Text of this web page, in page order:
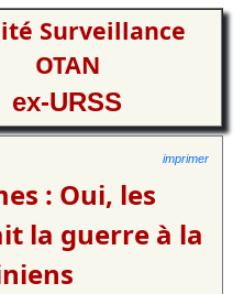
Surveillance
OTAN
ex-URSS
imprimer
: Oui, les
la guerre à la